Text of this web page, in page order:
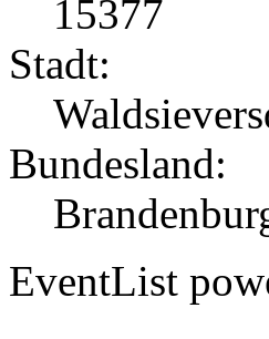
15377
Stadt:
Bundesland:
EventList